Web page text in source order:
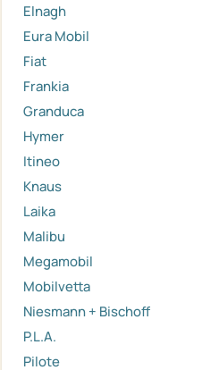
Elnagh
Eura Mobil
Fiat
Frankia
Granduca
Hymer
Itineo
Knaus
Laika
Malibu
Megamobil
Mobilvetta
Niesmann + Bischoff
P.L.A.
Pilote